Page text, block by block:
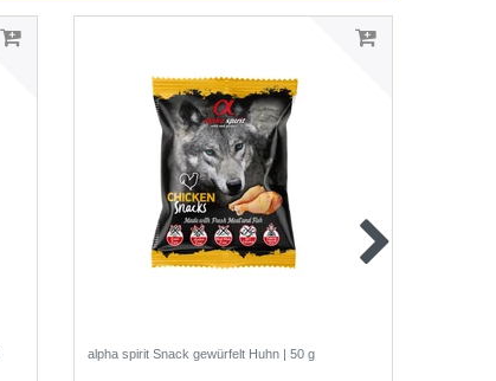
alpha spirit Snack gewürfelt Huhn | 50 g